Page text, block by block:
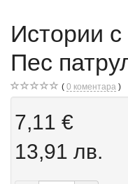
Истории с
Пес
0 коментара
7,11 €
13,91 лв.